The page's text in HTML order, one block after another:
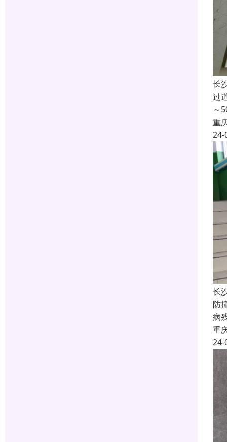
长
过
～
重
24-
长
防
病
重
24-